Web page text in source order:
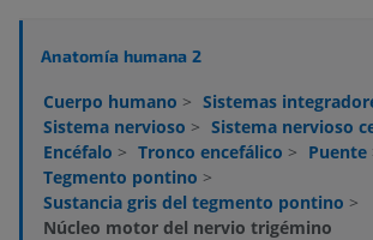
Anatomía humana 2
Cuerpo humano > Sistemas
Sistema nervioso > Sistema nervioso
Encéfalo > Tronco encefálico > Puente
Tegmento pontino >
Sustancia gris del tegmento pontino >
Núcleo motor del nervio trigémino